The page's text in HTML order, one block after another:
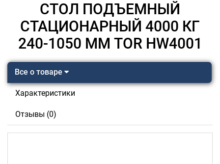
СТОЛ ПОДЪЕМНЫЙ
СТАЦИОНАРНЫЙ 4000 КГ
240-1050 ММ TOR HW4001
Все о товаре
Характеристики
Отзывы (0)